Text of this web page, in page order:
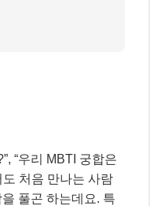
“우리 MBTI 궁합은
처음 만나는 사람
풀곤 하는데요. 특